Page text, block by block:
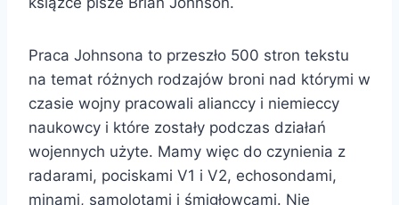
Praca Johnsona to przeszło 500 stron tekstu
na temat różnych rodzajów broni nad którymi w
czasie wojny pracowali alianccy i niemieccy
naukowcy i które zostały podczas działań
wojennych użyte. Mamy więc do czynienia z
radarami, pociskami V1 i V2, echosondami,
minami, samolotami i śmigłowcami. Nie